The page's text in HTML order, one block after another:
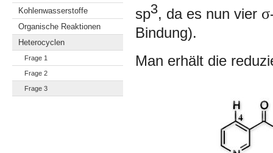
Kohlenwasserstoffe
Organische Reaktionen
Heterocyclen
Frage 1
Frage 2
Frage 3
sp3, da es nun vier σ
Bindung).
Man erhält die